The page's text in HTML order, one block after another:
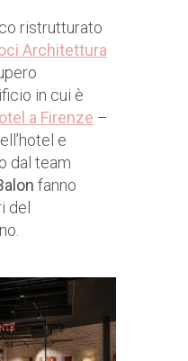
ristrutturato
Architettura
in cui è
a Firenze –
e
dal team
fanno
del